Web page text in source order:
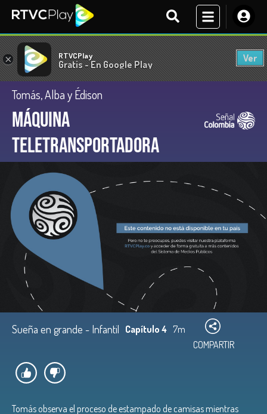
× RTVCPlay
Gratis - En Google Play
Ver
Tomás, Alba y Édison
Máquina
teletransportadora
Sueña en grande - Infantil Capítulo 4 7m
COMPARTIR
Tomás observa el proceso de estampado de camisas mientras